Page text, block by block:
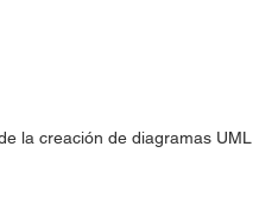
la creación de diagramas UML